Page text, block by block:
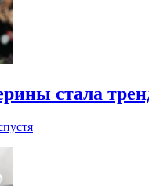
стала